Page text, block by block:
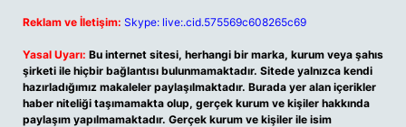
Reklam ve İletişim: Skype: live:.cid.575569c608265c69
Yasal Uyarı: Bu internet sitesi, herhangi bir marka, kurum veya şahıs
şirketi ile hiçbir bağlantısı bulunmamaktadır. Sitede yalnızca kendi
hazırladığımız makaleler paylaşılmaktadır. Burada yer alan içerikler
haber niteliği taşımamakta olup, gerçek kurum ve kişiler hakkında
paylaşım yapılmamaktadır. Gerçek kurum ve kişiler ile isim